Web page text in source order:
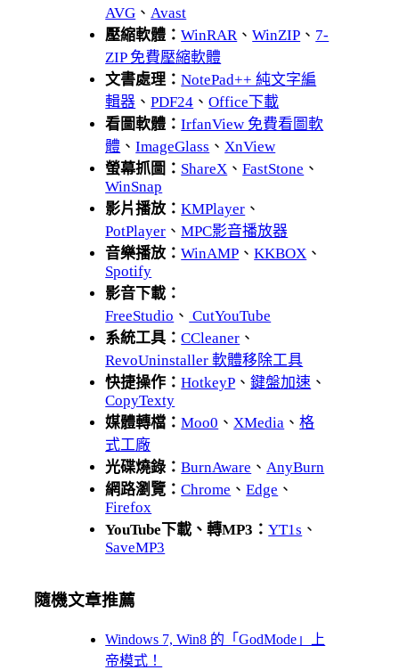
AVG 、 Avast
壓縮軟體：WinRAR 、WinZIP 、 7-
ZIP 免費壓縮軟體
文書處理：NotePad++ 純文字編
輯器 、PDF24 、Office下載
看圖軟體：IrfanView 免費看圖軟
體 、ImageGlass 、 XnView
螢幕抓圖： ShareX 、FastStone 、
WinSnap
影片播放：KMPlayer 、
PotPlayer 、MPC影音播放器
音樂播放：WinAMP 、KKBOX 、
Spotify
影音下載：
FreeStudio 、 CutYouTube
系統工具：CCleaner 、
RevoUninstaller 軟體移除工具
快捷操作：HotkeyP 、鍵盤加速 、
CopyTexty
媒體轉檔：Moo0 、 XMedia 、格
式工廠
光碟燒錄：BurnAware 、 AnyBurn
網路瀏覽：Chrome 、Edge 、
Firefox
YouTube下載、轉MP3：YT1s 、
SaveMP3
隨機文章推薦
Windows 7, Win8 的「GodMode」上
帝模式！